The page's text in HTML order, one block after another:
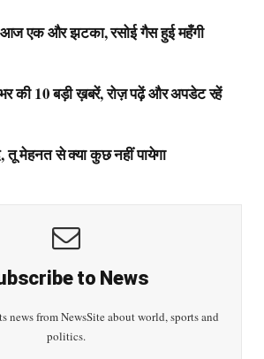
आज एक और झटका, रसोई गैस हुई महँगी
की 10 बड़ी ख़बरें, रोज़ पढ़ें और अपडेट रहें
तू मेहनत से क्या कुछ नहीं पायेगा
to News
news from NewsSite about world, sports and
politics.